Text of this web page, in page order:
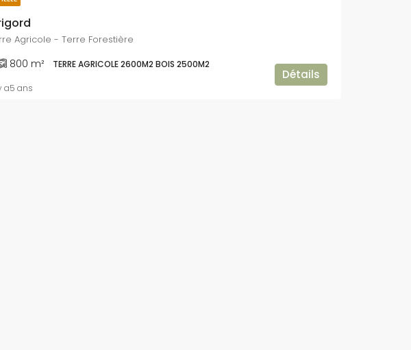
Agricole - Terre Forestière
800 m² TERRE AGRICOLE 2600M2 BOIS 2500M2
Détails
a5 ans